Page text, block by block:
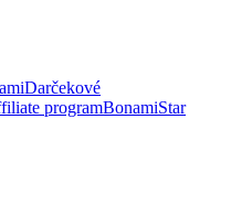
Darčekové
programBonamiStar